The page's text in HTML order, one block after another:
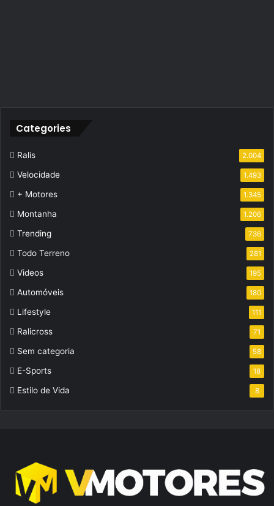
Categories
Ralis 2.004
Velocidade 1.493
+ Motores 1.345
Montanha 1.206
Trending 736
Todo Terreno 281
Videos 195
Automóveis 180
Lifestyle 111
Ralicross 71
Sem categoria 58
E-Sports 18
Estilo de Vida 8